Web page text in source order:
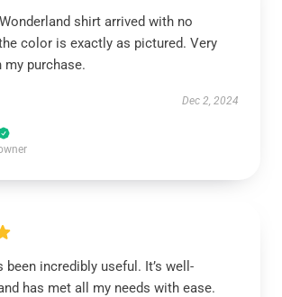
shirt arrived with no
color is exactly as pictured. Very
purchase.
Dec 2, 2024
been incredibly useful. It’s well-
has met all my needs with ease.